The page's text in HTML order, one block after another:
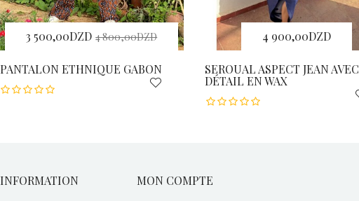
3 500,00DZD 4 800,00DZD
PANTALON ETHNIQUE GABON
4 900,00DZD
SEROUAL ASPECT JEAN AVEC
DÉTAIL EN WAX
INFORMATION MON COMPTE